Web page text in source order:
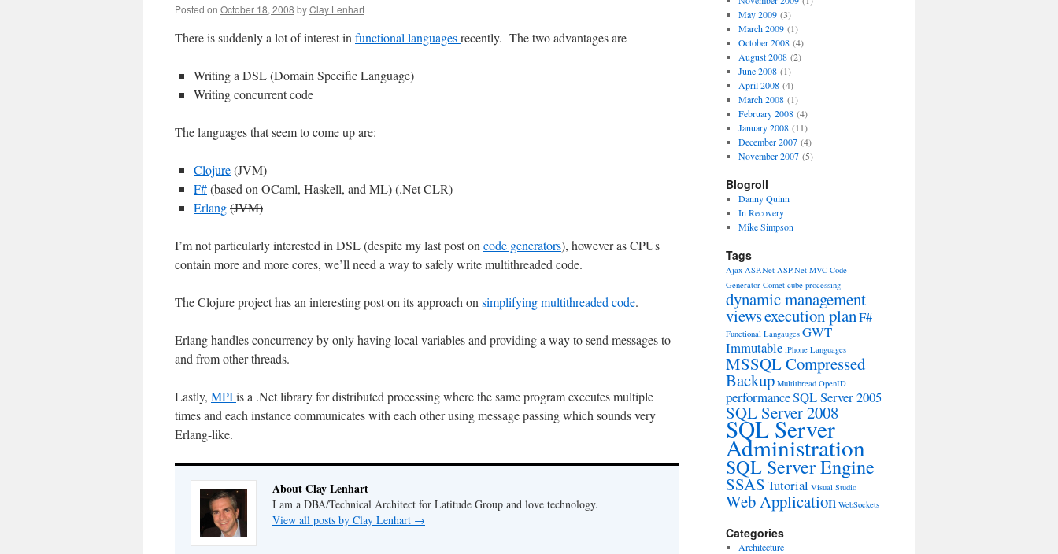
Posted on October 18, 2008 byClay Lenhart
There is suddenly a lot of interest in functional languagesrecently. The two advantages are
Writing a DSL (Domain Specific Language)
Writing concurrent code
The languages that seem to come up are:
Clojure(JVM)
F#(based on OCaml, Haskell, and ML) (.Net CLR)
Erlang(JVM)
I’m not particularly interested in DSL (despite my last post on code generators), however as CPUs
contain more and more cores, we’ll need a way to safely write multithreaded code.
The Clojure project has an interesting post on its approach on simplifying multithreaded code.
Erlang handles concurrency by only having local variables and providing a way to send messages to
and from other threads.
Lastly, MPIis a .Net library for distributed processing where the same program executes multiple
times and each instance communicates with each other using message passing which sounds very
Erlang-like.
About Clay Lenhart
I am a DBA/Technical Architect for Latitude Group and love technology.
View all posts by Clay Lenhart →
May 2009(3)
March 2009(1)
October 2008(4)
August 2008(2)
June 2008(1)
April 2008(4)
March 2008(1)
February 2008(4)
January 2008(11)
December 2007(4)
November 2007(5)
Blogroll
Danny Quinn
In Recovery
Mike Simpson
Tags
Ajax ASP.Net ASP.Net MVC Code
Generator Comet cube processing
dynamic management
viewsexecution planF#
Functional Langauges GWT
Immutable iPhone Languages
MSSQL Compressed
Backup Multithread OpenID
performanceSQL Server 2005
SQL Server 2008
SQL Server
Administration
SQL Server Engine
SSASTutorial Visual Studio
Web Application WebSockets
Categories
Architecture